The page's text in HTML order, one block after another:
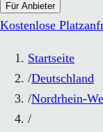
Für Anbieter
Kostenlose
Startseite
/Deutschland
/Nordrhein-
/